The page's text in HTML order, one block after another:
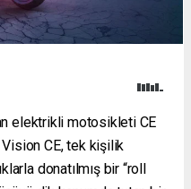
elektrikli motosikleti CE
CE, tek kişilik
donatılmış bir “roll